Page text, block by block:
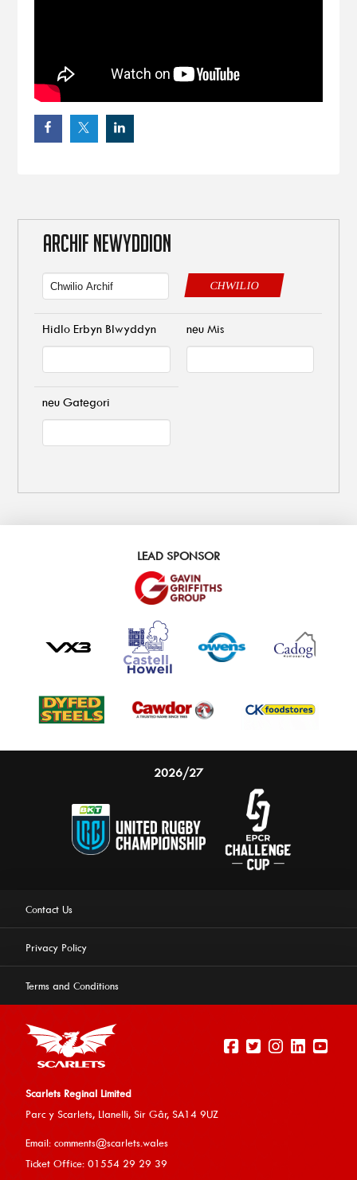
experience on our website. Learn more
Cyfweliad Dwayne Peel
ARCHIF NEWYDDION
CHWILIO
Hidlo Erbyn Blwyddyn neu Mis
neu Gategori
LEAD SPONSOR
2026/27
Contact Us
Privacy Policy
Terms and Conditions
Scarlets Reginal Limited
Parc y Scarlets, Llanelli, Sir Gâr, SA14 9UZ
Email: comments@scarlets.wales
Ticket Office: 01554 29 29 39